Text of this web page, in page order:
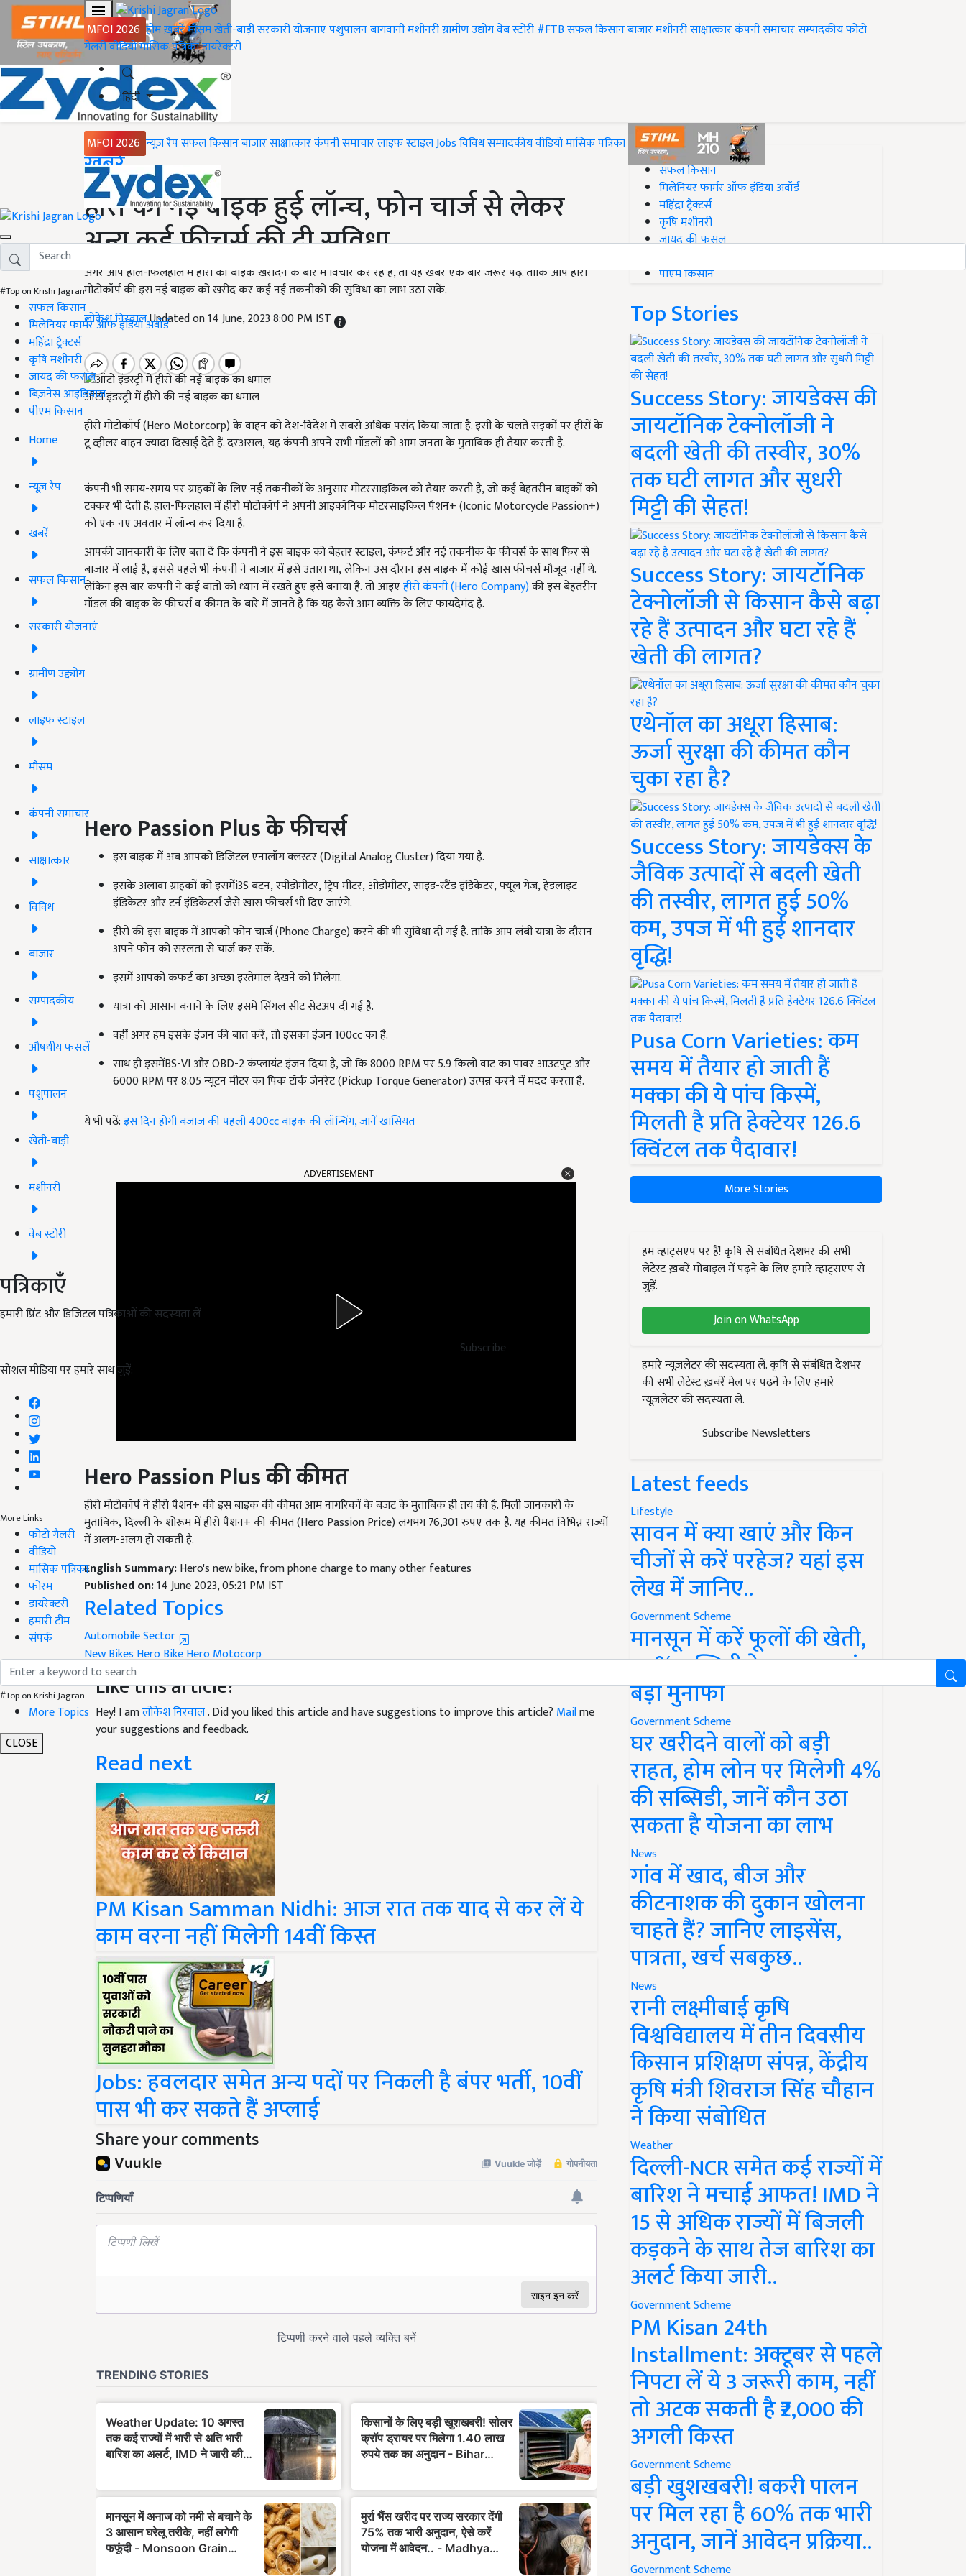
MFOI 2026 होमख़बरेंमौसमखेती-बाड़ीसरकारी योजनाएंपशुपालनबागवानीमशीनरीग्रामीण उद्योगवेब स्टोरी#FTBसफल किसानबाजारमशीनरीसाक्षात्कारकंपनी समाचारसम्पादकीयफोटो
गैलरीवीडियोमासिक पत्रिकाडायरेक्टरी
हिंदी
MFOI 2026 न्यूज़ रैपसफल किसानबाजारसाक्षात्कारकंपनी समाचारलाइफ स्टाइलJobsविविधसम्पादकीयवीडियोमासिक पत्रिका
#Top on Krishi Jagran
सफल किसान
मिलेनियर फार्मर ऑफ इंडिया अवॉर्ड
महिंद्रा ट्रैक्टर्स
कृषि मशीनरी
जायद की फसल
बिज़नेस आइडियाज
पीएम किसान
Home
न्यूज़ रैप
खबरें
सफल किसान
सरकारी योजनाएं
ग्रामीण उद्द्योग
लाइफ स्टाइल
मौसम
कंपनी समाचार
साक्षात्कार
विविध
बाजार
सम्पादकीय
औषधीय फसलें
पशुपालन
खेती-बाड़ी
मशीनरी
वेब स्टोरी
पत्रिकाएँ
हमारी प्रिंट और डिजिटल पत्रिकाओं की सदस्यता लें
Subscribe
सोशल मीडिया पर हमारे साथ जुड़ें:
More Links
फोटो गैलरी
वीडियो
मासिक पत्रिका
फोरम
डायरेक्टरी
हमारी टीम
संपर्क
#Top on Krishi Jagran
More Topics
CLOSE
Home
ख़बरें
हीरो की नई बाइक हुई लॉन्च, फोन चार्ज से लेकर
अन्य कई फीचर्स की दी सुविधा
अगर आप हाल-फिलहाल में हीरो की बाइक खरीदने के बारे में विचार कर रहे हैं, तो यह खबर एक बार जरूर पढ़ें. ताकि आप हीरो
मोटोकॉर्प की इस नई बाइक को खरीद कर कई नई तकनीकों की सुविधा का लाभ उठा सकें.
लोकेश निरवालUpdated on 14 June, 2023 8:00 PM IST
ऑटो इंडस्ट्री में हीरो की नई बाइक का धमाल
हीरो मोटोकॉर्प (Hero Motorcorp) के वाहन को देश-विदेश में सबसे अधिक पसंद किया जाता है. इसी के चलते सड़कों पर हीरों के
टू व्हीलर वाहन ज्यादा दिखाई देते हैं. दरअसल, यह कंपनी अपने सभी मॉडलों को आम जनता के मुताबिक ही तैयार करती है.
कंपनी भी समय-समय पर ग्राहकों के लिए नई तकनीकों के अनुसार मोटरसाइकिल को तैयार करती है, जो कई बेहतरीन बाइकों को
टक्कर भी देती है. हाल-फिलहाल में हीरो मोटोकॉर्प ने अपनी आइकॉनिक मोटरसाइकिल पैशन+ (Iconic Motorcycle Passion+)
को एक नए अवतार में लॉन्च कर दिया है.
आपकी जानकारी के लिए बता दें कि कंपनी ने इस बाइक को बेहतर स्टाइल, कंफर्ट और नई तकनीक के फीचर्स के साथ फिर से
बाजार में लाई है, इससे पहले भी कंपनी ने बाजार में इसे उतारा था, लेकिन उस दौरान इस बाइक में कोई खास फीचर्स मौजूद नहीं थे.
लेकिन इस बार कंपनी ने कई बातों को ध्यान में रखते हुए इसे बनाया है.तो आइएहीरो कंपनी (Hero Company)की इस बेहतरीन
मॉडल की बाइक के फीचर्स व कीमत के बारे में जानते हैं कि यह कैसे आम व्यक्ति के लिए फायदेमंद है.
Hero Passion Plusके फीचर्स
इस बाइक में अब आपको डिजिटल एनालॉग क्लस्टर (Digital Analog Cluster)दिया गया है.
इसके अलावा ग्राहकों को इसमेंi3S बटन, स्पीडोमीटर, ट्रिप मीटर, ओडोमीटर, साइड-स्टैंड इंडिकेटर, फ्यूल गेज, हेडलाइट
इंडिकेटर और टर्न इंडिकेटर्स जैसे खास फीचर्स भी दिए जाएंगे.
हीरो की इस बाइक में आपको फोन चार्ज (Phone Charge)करने की भी सुविधा दी गई है. ताकि आप लंबी यात्रा के दौरान
अपने फोन को सरलता से चार्ज कर सकें.
इसमें आपको कंफर्ट का अच्छा इस्तेमाल देखने को मिलेगा.
यात्रा को आसान बनाने के लिए इसमें सिंगल सीट सेटअप दी गई है.
वहीं अगर हम इसके इंजन की बात करें, तो इसका इंजन 100cc का है.
साथ ही इसमेंBS-VI और OBD-2कंप्लायंट इंजन दिया है, जो कि 8000 RPM पर 5.9किलो वाट का पावर आउटपुट और
6000 RPM पर 8.05न्यूटन मीटर का पिक टॉर्क जेनरेट (Pickup Torque Generator)उत्पन्न करने में मदद करता है.
ये भी पढ़ें:इस दिन होगी बजाज की पहली 400cc बाइक की लॉन्चिंग, जानें खासियत
ADVERTISEMENT
Hero Passion Plusकी कीमत
हीरो मोटोकॉर्प ने हीरो पैशन+ की इस बाइक की कीमत आम नागरिकों के बजट के मुताबिक ही तय की है. मिली जानकारी के
मुताबिक, दिल्ली के शोरूम में हीरो पैशन+ की कीमत (Hero Passion Price)लगभग76,301रुपए तक है. यह कीमत विभिन्न राज्यों
में अलग-अलग हो सकती है.
English Summary:Hero's new bike, from phone charge to many other features
Published on:14 June 2023, 05:21 PM IST
Related Topics
Automobile Sector
New BikesHero BikeHero Motocorp
Like this article?
Hey! I amलोकेश निरवाल. Did you liked this article and have suggestions to improve this article? Mailme
your suggestions and feedback.
Read next
PM Kisan Samman Nidhi: आज रात तक याद से कर लें ये
काम वरना नहीं मिलेगी 14वीं किस्त
Jobs: हवलदार समेत अन्य पदों पर निकली है बंपर भर्ती, 10वीं
पास भी कर सकते हैं अप्लाई
Share your comments
#Top on Krishi Jagran
सफल किसान
मिलेनियर फार्मर ऑफ इंडिया अवॉर्ड
महिंद्रा ट्रैक्टर्स
कृषि मशीनरी
जायद की फसल
पीएम किसान
Top Stories
Success Story: जायडेक्स की
जायटॉनिक टेक्नोलॉजी ने
बदली खेती की तस्वीर, 30%
तक घटी लागत और सुधरी
मिट्टी की सेहत!
Success Story: जायटॉनिक
टेक्नोलॉजी से किसान कैसे बढ़ा
रहे हैं उत्पादन और घटा रहे हैं
खेती की लागत?
एथेनॉल का अधूरा हिसाब:
ऊर्जा सुरक्षा की कीमत कौन
चुका रहा है?
Success Story: जायडेक्स के
जैविक उत्पादों से बदली खेती
की तस्वीर, लागत हुई 50%
कम, उपज में भी हुई शानदार
वृद्धि!
Pusa Corn Varieties: कम
समय में तैयार हो जाती हैं
मक्का की ये पांच किस्में,
मिलती है प्रति हेक्टेयर 126.6
क्विंटल तक पैदावार!
More Stories
हम व्हाट्सएप पर हैं! कृषि से संबंधित देशभर की सभी
लेटेस्ट ख़बरें मोबाइल में पढ़ने के लिए हमारे व्हाट्सएप से
जुड़ें.
Join on WhatsApp
हमारे न्यूज़लेटर की सदस्यता लें. कृषि से संबंधित देशभर
की सभी लेटेस्ट ख़बरें मेल पर पढ़ने के लिए हमारे
न्यूज़लेटर की सदस्यता लें.
Subscribe Newsletters
Latest feeds
Lifestyle
सावन में क्या खाएं और किन
चीजों से करें परहेज? यहां इस
लेख में जानिए..
Government Scheme
मानसून में करें फूलों की खेती,
50% सब्सिडी के साथ कमाएं
बड़ा मुनाफा
Government Scheme
घर खरीदने वालों को बड़ी
राहत, होम लोन पर मिलेगी 4%
की सब्सिडी, जानें कौन उठा
सकता है योजना का लाभ
News
गांव में खाद, बीज और
कीटनाशक की दुकान खोलना
चाहते हैं? जानिए लाइसेंस,
पात्रता, खर्च सबकुछ..
News
रानी लक्ष्मीबाई कृषि
विश्वविद्यालय में तीन दिवसीय
किसान प्रशिक्षण संपन्न, केंद्रीय
कृषि मंत्री शिवराज सिंह चौहान
ने किया संबोधित
Weather
दिल्ली-NCR समेत कई राज्यों में
बारिश ने मचाई आफत! IMD ने
15 से अधिक राज्यों में बिजली
कड़कने के साथ तेज बारिश का
अलर्ट किया जारी..
Government Scheme
PM Kisan 24th
Installment: अक्टूबर से पहले
निपटा लें ये 3 जरूरी काम, नहीं
तो अटक सकती है ₹2,000 की
अगली किस्त
Government Scheme
बड़ी खुशखबरी! बकरी पालन
पर मिल रहा है 60% तक भारी
अनुदान, जानें आवेदन प्रक्रिया..
Government Scheme